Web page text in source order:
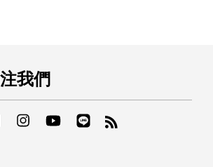
我們
FacebookInstagramYouTubeLine